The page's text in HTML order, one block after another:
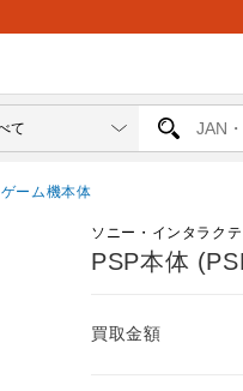
ゲーム機本体
ソニー・インタラク
PSP本体
買取金額